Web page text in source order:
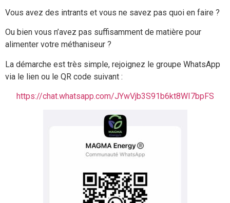
Vous avez des intrants et vous ne savez pas quoi en faire ?
Ou bien vous n’avez pas suffisamment de matière pour
alimenter votre méthaniseur ?
La démarche est très simple, rejoignez le groupe WhatsApp
via le lien ou le QR code suivant :
https://chat.whatsapp.com/JYwVjb3S91b6kt8WI7bpFS